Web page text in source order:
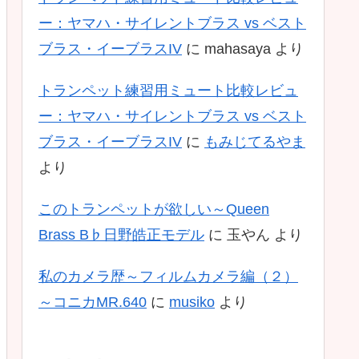
ー：ヤマハ・サイレントブラス vs ベスト
ブラス・イーブラスIV に mahasaya より
トランペット練習用ミュート比較レビュ
ー：ヤマハ・サイレントブラス vs ベスト
ブラス・イーブラスIV に もみじてるやま
より
このトランペットが欲しい～Queen
Brass B♭日野皓正モデル に 玉やん より
私のカメラ歴～フィルムカメラ編（２）
～コニカMR.640 に musiko より